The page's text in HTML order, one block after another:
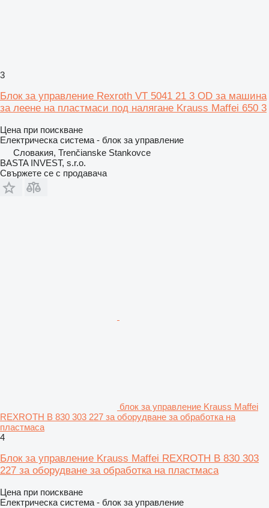
3
Блок за управление Rexroth VT 5041 21 3 OD за машина
за леене на пластмаси под налягане Krauss Maffei 650 3
Цена при поискване
Електрическа система - блок за управление
Словакия, Trenčianske Stankovce
BASTA INVEST, s.r.o.
Свържете се с продавача
блок за управление Krauss Maffei
REXROTH B 830 303 227 за оборудване за обработка на
пластмаса
4
Блок за управление Krauss Maffei REXROTH B 830 303
227 за оборудване за обработка на пластмаса
Цена при поискване
Електрическа система - блок за управление